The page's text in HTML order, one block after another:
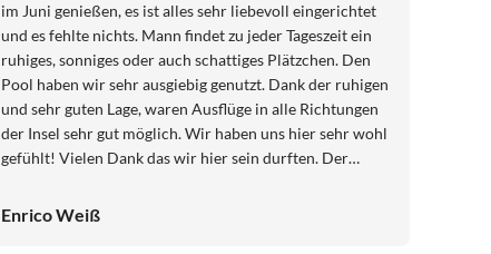
im Juni genießen, es ist alles sehr liebevoll eingerichtet
und es fehlte nichts. Mann findet zu jeder Tageszeit ein
ruhiges, sonniges oder auch schattiges Plätzchen. Den
Pool haben wir sehr ausgiebig genutzt. Dank der ruhigen
und sehr guten Lage, waren Ausflüge in alle Richtungen
der Insel sehr gut möglich. Wir haben uns hier sehr wohl
gefühlt! Vielen Dank das wir hier sein durften. Der
möglich und Wünsche wurden sehr schnell umgesetzt.
Enrico Weiß